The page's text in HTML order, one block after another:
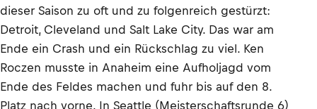
dieser Saison zu oft und zu folgenreich gestürzt:
Detroit, Cleveland und Salt Lake City. Das war am
Ende ein Crash und ein Rückschlag zu viel. Ken
Roczen musste in Anaheim eine Aufholjagd vom
Ende des Feldes machen und fuhr bis auf den 8.
Platz nach vorne. In Seattle (Meisterschaftsrunde 6)